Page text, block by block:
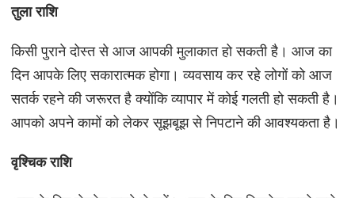
तुला राशि
किसी पुराने दोस्त से आज आपकी मुलाकात हो सकती है। आज का
दिन आपके लिए सकारात्मक होगा। व्यवसाय कर रहे लोगों को आज
सतर्क रहने की जरूरत है क्योंकि व्यापार में कोई गलती हो सकती है।
आपको अपने कामों को लेकर सूझबूझ से निपटाने की आवश्यकता है।
वृश्चिक राशि